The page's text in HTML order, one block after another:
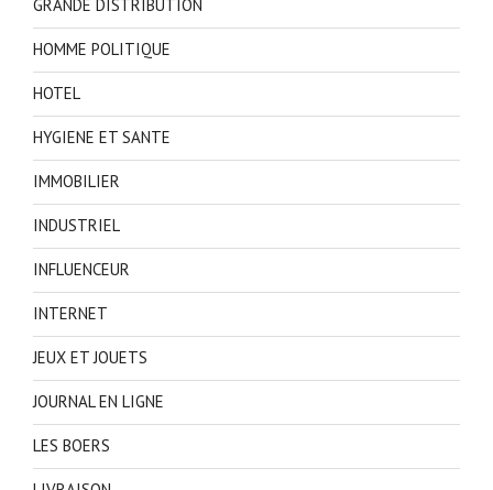
GRANDE DISTRIBUTION
HOMME POLITIQUE
HOTEL
HYGIENE ET SANTE
IMMOBILIER
INDUSTRIEL
INFLUENCEUR
INTERNET
JEUX ET JOUETS
JOURNAL EN LIGNE
LES BOERS